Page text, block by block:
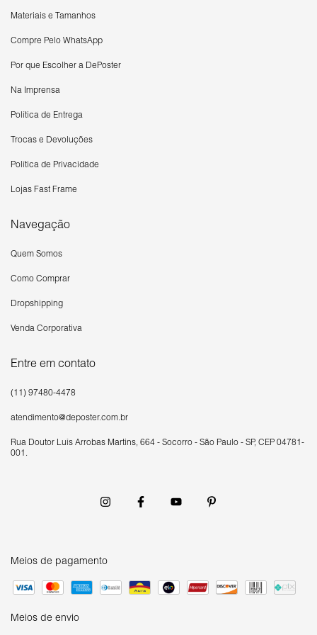
Materiais e Tamanhos
Compre Pelo WhatsApp
Por que Escolher a DePoster
Na Imprensa
Política de Entrega
Trocas e Devoluções
Política de Privacidade
Lojas Fast Frame
Navegação
Quem Somos
Como Comprar
Dropshipping
Venda Corporativa
Entre em contato
(11) 97480-4478
atendimento@deposter.com.br
Rua Doutor Luís Arrobas Martins, 664 - Socorro - São Paulo - SP, CEP 04781-
001.
Meios de pagamento
Meios de envio